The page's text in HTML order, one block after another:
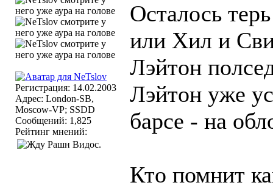
Регистрация: 14.02.2003
Адрес: London-SB,
Moscow-VP; SSDD
Сообщений: 1,825
Рейтинг мнений:
Осталось
или Хил и
Лэйтон
Лэйтон уже
барсе - на
Кто помнит